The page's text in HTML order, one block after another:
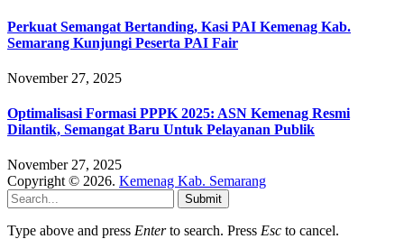
Perkuat Semangat Bertanding, Kasi PAI Kemenag Kab.
Semarang Kunjungi Peserta PAI Fair
November 27, 2025
Optimalisasi Formasi PPPK 2025: ASN Kemenag Resmi
Dilantik, Semangat Baru Untuk Pelayanan Publik
November 27, 2025
Copyright © 2026. Kemenag Kab. Semarang
Submit
Type above and press Enterto search. Press Esc to cancel.